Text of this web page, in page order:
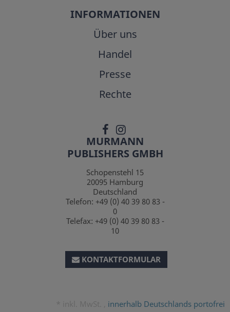
INFORMATIONEN
Über uns
Handel
Presse
Rechte
MURMANN
PUBLISHERS GMBH
Schopenstehl 15
20095 Hamburg
Deutschland
Telefon: +49 (0) 40 39 80 83 -
0
Telefax: +49 (0) 40 39 80 83 -
10
KONTAKTFORMULAR
innerhalb Deutschlands portofrei